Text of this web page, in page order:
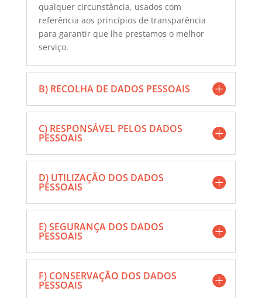
qualquer circunstância, usados com
referência aos princípios de transparência
para garantir que lhe prestamos o melhor
serviço.
B) RECOLHA DE DADOS PESSOAIS
C) RESPONSÁVEL PELOS DADOS
PESSOAIS
D) UTILIZAÇÃO DOS DADOS
PESSOAIS
E) SEGURANÇA DOS DADOS
PESSOAIS
F) CONSERVAÇÃO DOS DADOS
PESSOAIS